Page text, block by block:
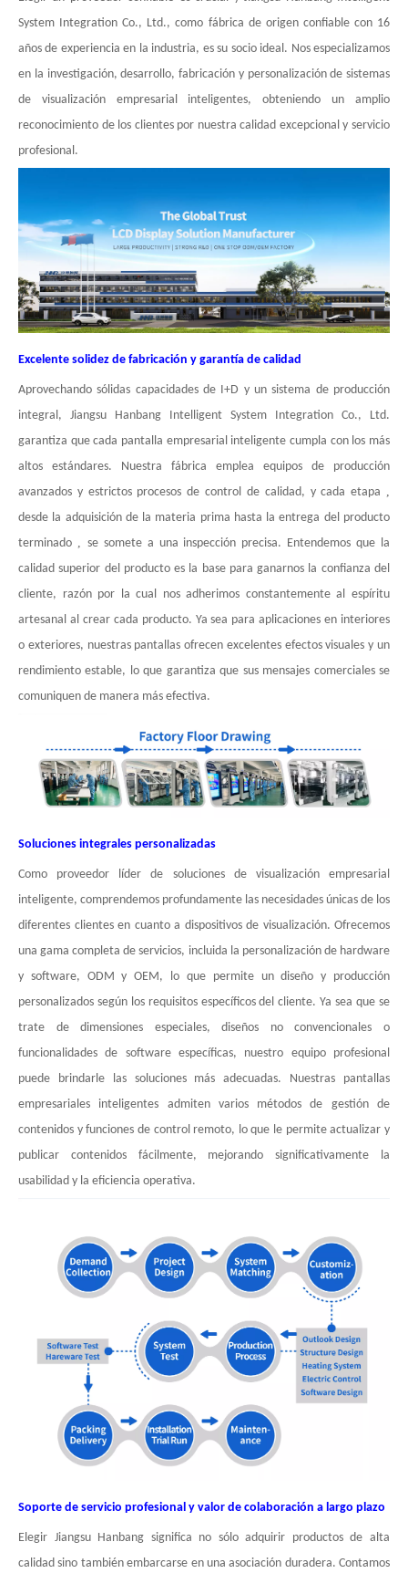
System Integration Co., Ltd., como fábrica de origen confiable con 16
años de experiencia en la industria, es su socio ideal. Nos especializamos
en la investigación, desarrollo, fabricación y personalización de sistemas
de visualización empresarial inteligentes, obteniendo un amplio
reconocimiento de los clientes por nuestra calidad excepcional y servicio
profesional.
Excelente solidez de fabricación y garantía de calidad
Aprovechando sólidas capacidades de I+D y un sistema de producción
integral, Jiangsu Hanbang Intelligent System Integration Co., Ltd.
garantiza que cada pantalla empresarial inteligente cumpla con los más
altos estándares. Nuestra fábrica emplea equipos de producción
avanzados y estrictos procesos de control de calidad, y cada etapa
desde la adquisición de la materia prima hasta la entrega del producto
terminado
se somete a una inspección precisa. Entendemos que la
calidad superior del producto es la base para ganarnos la confianza del
cliente, razón por la cual nos adherimos constantemente al espíritu
artesanal al crear cada producto. Ya sea para aplicaciones en interiores
o exteriores, nuestras pantallas ofrecen excelentes efectos visuales y un
rendimiento estable, lo que garantiza que sus mensajes comerciales se
comuniquen de manera más efectiva.
Soluciones integrales personalizadas
Como proveedor líder de soluciones de visualización empresarial
inteligente, comprendemos profundamente las necesidades únicas de los
diferentes clientes en cuanto a dispositivos de visualización. Ofrecemos
una gama completa de servicios, incluida la personalización de hardware
y software, ODM y OEM, lo que permite un diseño y producción
personalizados según los requisitos específicos del cliente. Ya sea que se
trate de dimensiones especiales, diseños no convencionales o
funcionalidades de software específicas, nuestro equipo profesional
puede brindarle las soluciones más adecuadas. Nuestras pantallas
empresariales inteligentes admiten varios métodos de gestión de
contenidos y funciones de control remoto, lo que le permite actualizar y
publicar contenidos fácilmente, mejorando significativamente la
usabilidad y la eficiencia operativa.
Soporte de servicio profesional y valor de colaboración a largo plazo
Elegir Jiangsu Hanbang significa no sólo adquirir productos de alta
calidad sino también embarcarse en una asociación duradera. Contamos